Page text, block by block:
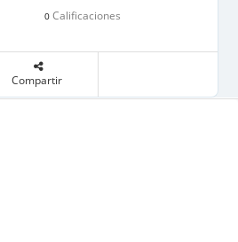
0Calificaciones
Compartir